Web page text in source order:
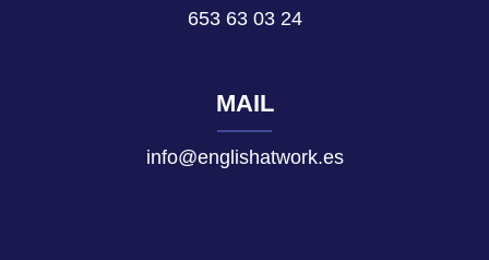
653 63 03 24
MAIL
info@englishatwork.es